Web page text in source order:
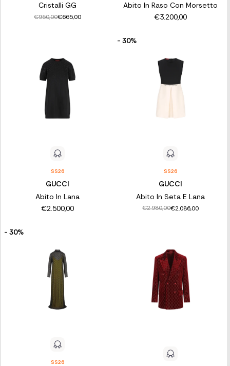
Cristalli GG
€950,00€665,00
Abito In Raso Con Morsetto
€3.200,00
SS26
GUCCI
Abito In Lana
€2.500,00
- 30%
SS26
GUCCI
Abito In Seta E Lana
€2.980,00€2.086,00
- 30%
SS26